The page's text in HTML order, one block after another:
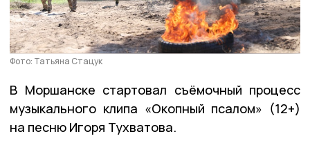
Фото: Татьяна Стацук
В Моршанске стартовал съёмочный процесс
музыкального клипа «Окопный псалом» (12+)
на песню Игоря Тухватова.